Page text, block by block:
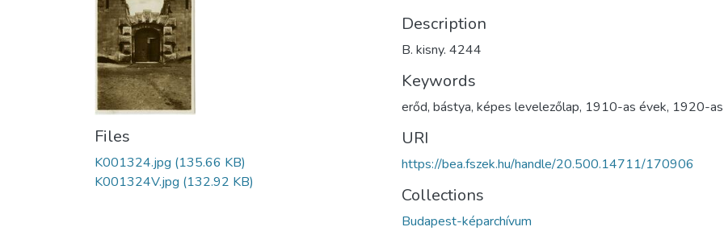
Files
K001324.jpg (135.66 KB)
K001324V.jpg (132.92 KB)
Description
B. kisny. 4244
Keywords
erőd, bástya, képes levelezőlap, 1910-as évek, 1920-
URI
https://bea.fszek.hu/handle/20.500.14711/170906
Collections
Budapest-képarchívum